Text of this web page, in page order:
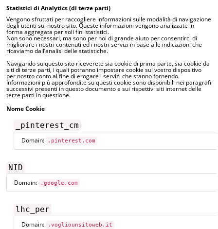
Statistici di Analytics (di terze parti)
Vengono sfruttati per raccogliere informazioni sulle modalità di navigazione
degli utenti sul nostro sito. Queste informazioni vengono analizzate in
forma aggregata per soli fini statistici.
Non sono necessari, ma sono per noi di grande aiuto per consentirci di
migliorare i nostri contenuti ed i nostri servizi in base alle indicazioni che
ricaviamo dall’analisi delle statistiche.
Navigando su questo sito riceverete sia cookie di prima parte, sia cookie da
siti di terze parti, i quali potranno impostare cookie sul vostro dispositivo
per nostro conto al fine di erogare i servizi che stanno fornendo.
Informazioni più approfondite su questi cookie sono disponibili nei paragrafi
successivi presenti in questo documento e sui rispettivi siti internet delle
terze parti in questione.
Nome Cookie
_pinterest_cm
Domain: .pinterest.com
NID
Domain: .google.com
lhc_per
Domain: .vogliounsitoweb.it